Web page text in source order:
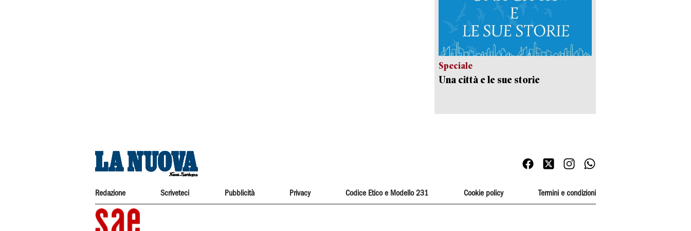
Speciale
Una città e le sue storie
Redazione Scriveteci Pubblicità Privacy Codice Etico e Modello 231 Cookie policy Termini e condizioni